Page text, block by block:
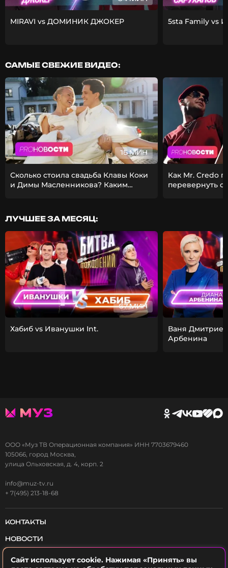
MIRAVI vs ДОМИНИК ДЖОКЕР 5sta Family vs
САМЫЕ СВЕЖИЕ ВИДЕО:
15 МИН
Сколько стоила свадьба Клавы Коки
и Димы Масленникова? Каким
Как Mr. Credo
перевернуть
ЛУЧШЕЕ ЗА МЕСЯЦ:
67 МИН
Хабиб vs Иванушки Int.
Ваня
Арбенина
ООО «Муз ТВ Операционная компания» ИНН 7703679460
105066, город Москва,
улица Ольховская, д. 4, корп. 2
info@muz-tv.ru
+ 7(495) 213-18-68
КОНТАКТЫ
НОВОСТИ
ПОЛИТИКА КОНФИДЕНЦИАЛЬНОСТИ
Сайт использует cookie. Нажимая «Принять» вы